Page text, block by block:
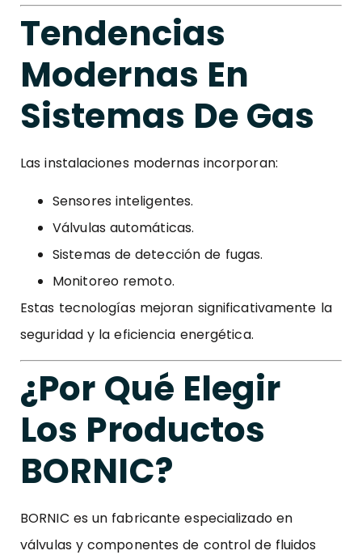
Tendencias
Modernas En
Sistemas De Gas
Las instalaciones modernas incorporan:
Sensores inteligentes.
Válvulas automáticas.
Sistemas de detección de fugas.
Monitoreo remoto.
Estas tecnologías mejoran significativamente la
seguridad y la eficiencia energética.
¿Por Qué Elegir
Los Productos
BORNIC?
BORNIC es un fabricante especializado en
válvulas y componentes de control de fluidos